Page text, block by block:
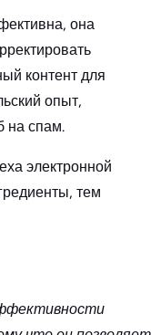
она
контент для
опыт,
на спам.
электронной
тем